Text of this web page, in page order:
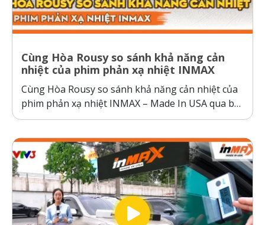
Cùng Hòa Rousy so sánh khả năng cản
nhiệt của phim phản xạ nhiệt INMAX
Cùng Hòa Rousy so sánh khả năng cản nhiệt của
phim phản xạ nhiệt INMAX – Made In USA qua bài
kiểm tra so sánh trực diện đầy thuyết phục.
thường hoạt động theo cơ chế giữ nhiệt trên
kính,...